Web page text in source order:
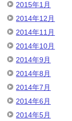
2015年1月
2014年12月
2014年11月
2014年10月
2014年9月
2014年8月
2014年7月
2014年6月
2014年5月